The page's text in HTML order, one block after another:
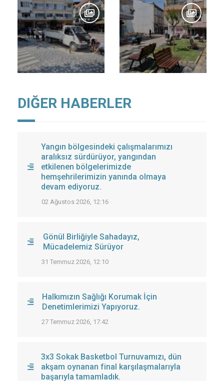
DIĞER HABERLER
Yangın bölgesindeki çalışmalarımızı
aralıksız sürdürüyor, yangından
etkilenen bölgelerimizde
hemşehrilerimizin yanında olmaya
devam ediyoruz.
02 Ağustos 2026, 12:16
Gönül Birliğiyle Sahadayız,
Mücadelemiz Sürüyor
31 Temmuz 2026, 12:10
Halkımızın Sağlığı Korumak İçin
Denetimlerimizi Yapıyoruz.
27 Temmuz 2026, 17:42
3x3 Sokak Basketbol Turnuvamızı, dün
akşam oynanan final karşılaşmalarıyla
başarıyla tamamladık.